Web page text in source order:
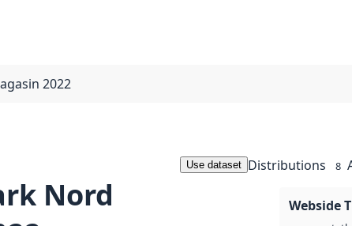
2022
Nord
Use dataset Distributions 8
Webside